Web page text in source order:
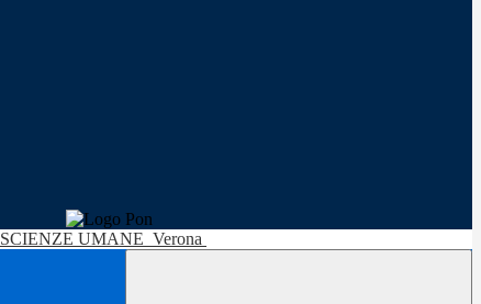
UMANE Verona